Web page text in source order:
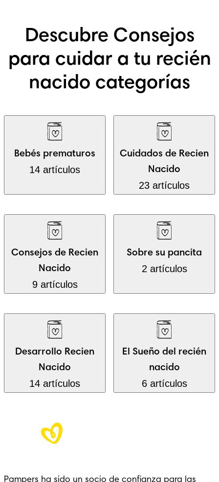
Descubre Consejos
para cuidar a tu recién
nacido categorías
Bebés prematuros
14 artículos
Cuidados de Recien
Nacido
23 artículos
Consejos de Recien
Nacido
9 artículos
Sobre su pancita
2 artículos
Desarrollo Recien
Nacido
14 artículos
El Sueño del recién
nacido
6 artículos
Pampers ha sido un socio de confianza para las